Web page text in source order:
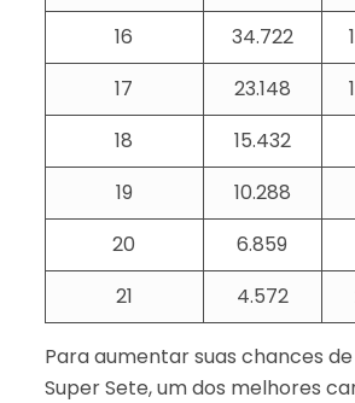
16
34.722
17
23.148
18
15.432
19
10.288
20
6.859
21
4.572
Para aumentar suas chances
Super Sete, um dos melhores